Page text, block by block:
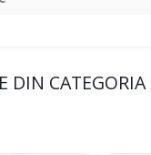
DIN CATEGORIA